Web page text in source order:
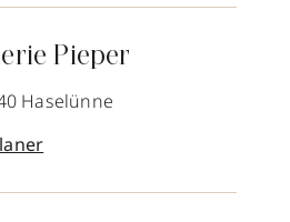
Pieper
Haselünne